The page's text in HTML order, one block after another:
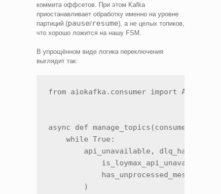
коммита оффсетов. При этом Kafka
приостанавливает обработку именно на уровне
партиций (pause/resume), а не целых топиков,
что хорошо ложится на нашу FSM.
В упрощённом виде логика переключения
выглядит так:
from aiokafka.consumer import
async def manage_topics(consumer:
    while True:
api_unavailable,
        )